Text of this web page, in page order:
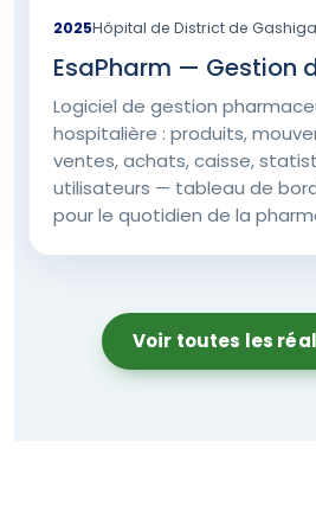
2025Hôpital de District de Gashiga
EsaPharm — Gestion
Logiciel de gestion
hospitalière : produits,
ventes, achats, caisse,
utilisateurs — tableau de
pour le quotidien de la
Voir toutes les